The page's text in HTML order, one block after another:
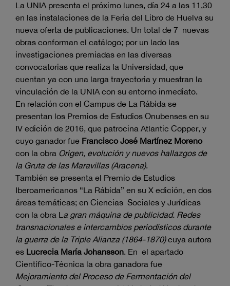
La UNIA presenta el próximo lunes, día 24 a las 11,30
en las instalaciones de la Feria del Libro de Huelva su
nueva oferta de publicaciones. Un total de 7 nuevas
obras conforman el catálogo; por un lado las
investigaciones premiadas en las diversas
convocatorias que realiza la Universidad, que
cuentan ya con una larga trayectoria y muestran la
vinculación de la UNIA con su entorno inmediato.
En relación con el Campus de La Rábida se
presentan los Premios de Estudios Onubenses en su
IV edición de 2016, que patrocina Atlantic Copper, y
cuyo ganador fue Francisco José Martínez Moreno
con la obra Origen, evolución y nuevos hallazgos de
la Gruta de las Maravillas (Aracena).
También se presenta el Premio de Estudios
Iberoamericanos “La Rábida” en su X edición, en dos
áreas temáticas; en Ciencias Sociales y Jurídicas
con la obra L a gran máquina de publicidad. Redes
transnacionales e intercambios periodísticos durante
la guerra de la Triple Alianza (1864-1870)cuya autora
es Lucrecia María Johansson. En el apartado
Científico-Técnica la obra ganadora fue
Mejoramiento del Proceso de Fermentación del